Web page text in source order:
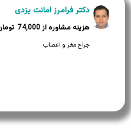
دکتر فرامرز امانت یزدی
74,000
جراح مغز و اعصاب